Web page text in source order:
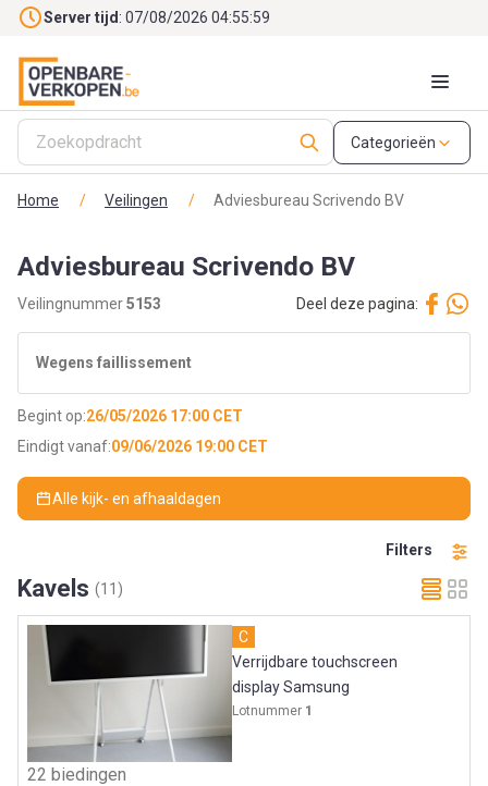
Skip to main content
Server tijd : 07/08/2026 04:55:59
Categorieën
Home / Veilingen / Adviesbureau Scrivendo BV
Adviesbureau Scrivendo BV
Veilingnummer5153 Deel deze pagina:
Wegens faillissement
Begint op:26/05/2026 17:00 CET
Eindigt vanaf:09/06/2026 19:00 CET
Alle kijk- en afhaaldagen
Filters
Kavels (11)
C
Verrijdbare touchscreen
display Samsung
Lotnummer 1
22 biedingen